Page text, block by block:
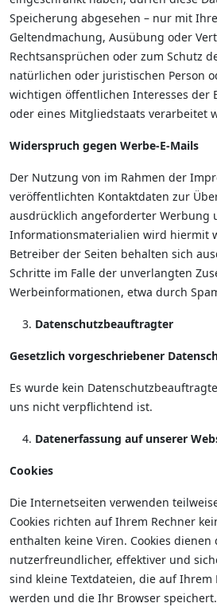
Speicherung abgesehen – nur mit
Geltendmachung, Ausübung oder
Rechtsansprüchen oder zum Schutz
natürlichen oder juristischen Person
wichtigen öffentlichen Interesses der
oder eines Mitgliedstaats verarbeitet
Widerspruch gegen Werbe-E-Mails
Der Nutzung von im Rahmen der
veröffentlichten Kontaktdaten zur
ausdrücklich angeforderter Werbung
Informationsmaterialien wird hiermit
Betreiber der Seiten behalten sich
Schritte im Falle der unverlangten
Werbeinformationen, etwa durch
Datenschutzbeauftragter
Gesetzlich vorgeschriebener
Es wurde kein
uns nicht verpflichtend ist.
Datenerfassung auf unserer
Cookies
Die Internetseiten verwenden
Cookies richten auf Ihrem Rechner
enthalten keine Viren. Cookies
nutzerfreundlicher, effektiver und
sind kleine Textdateien, die auf Ihrem
werden und die Ihr Browser speichert.